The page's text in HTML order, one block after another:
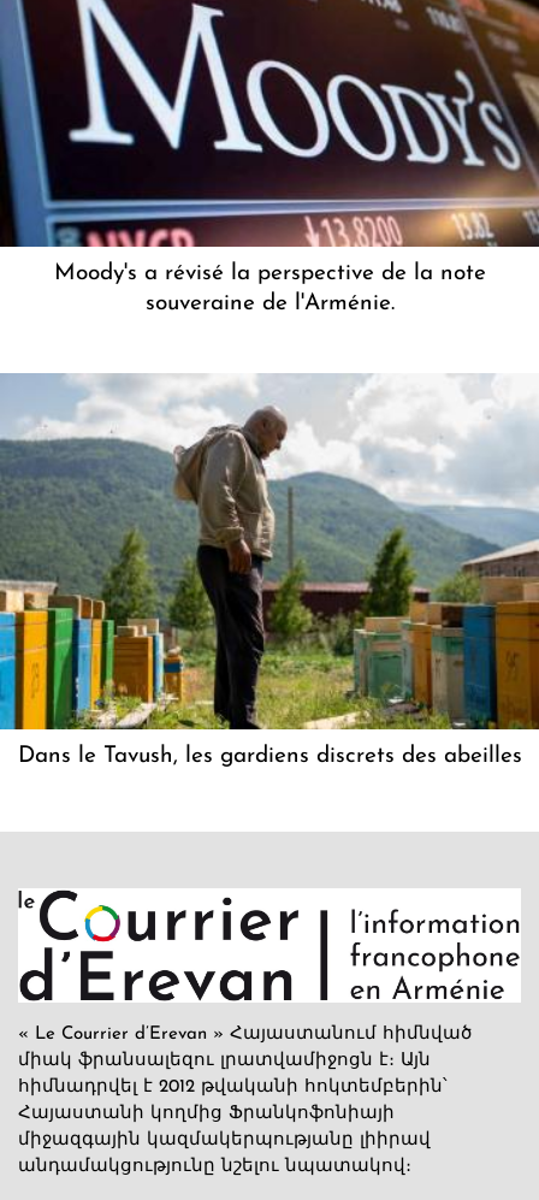
Moody's a révisé la perspective de la note
souveraine de l'Arménie.
Dans le Tavush, les gardiens discrets des abeilles
« Le Courrier d’Erevan » Հայաստանում հիմնված
միակ ֆրանսալեզու լրատվամիջոցն է։ Այն
հիմնադրվել է 2012 թվականի հոկտեմբերին՝
Հայաստանի կողմից Ֆրանկոֆոնիայի
միջազգային կազմակերպությանը լիիրավ
անդամակցությունը նշելու նպատակով։